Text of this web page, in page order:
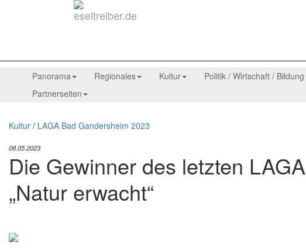
Panorama Regionales Kultur Politik / Wirtschaft / Bildung
Partnerseiten
Kultur / LAGA Bad Gandersheim 2023
08.05.2023
Die Gewinner des letzten
„Natur erwacht“